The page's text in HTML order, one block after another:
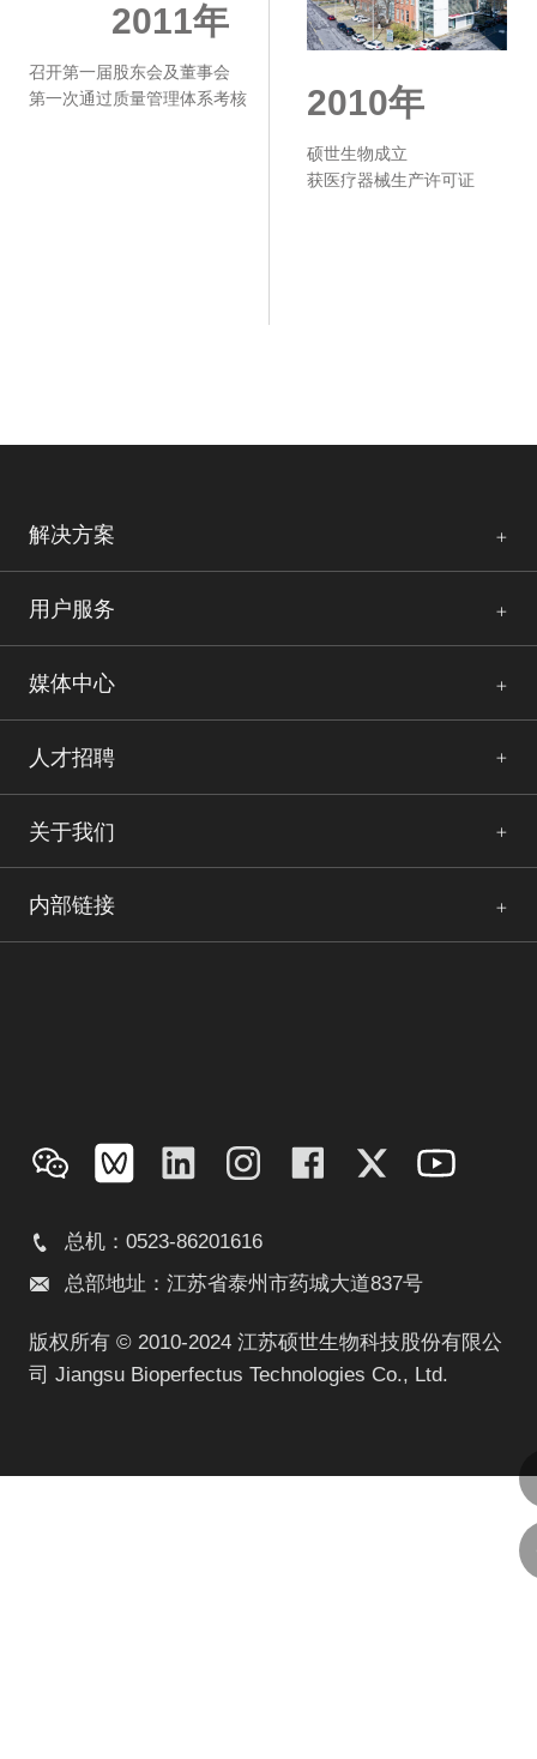
2011年
召开第一届股东会及董事会
第一次通过质量管理体系考核
2010年
硕世生物成立
获医疗器械生产许可证
解决方案
用户服务
媒体中心
人才招聘
关于我们
内部链接
总机：0523-86201616
总部地址：江苏省泰州市药城大道837号
版权所有 © 2010-2024 江苏硕世生物科技股份有限公
司 Jiangsu Bioperfectus Technologies Co., Ltd.